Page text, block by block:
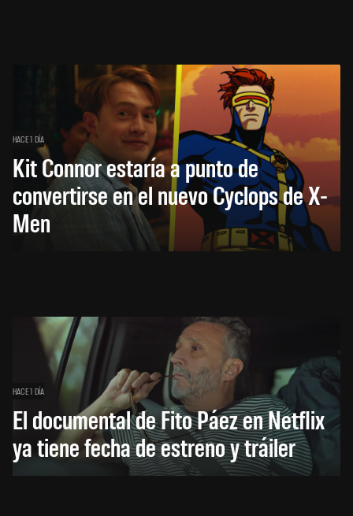
HACE 1 DÍA
Kit Connor estaría a punto de
convertirse en el nuevo Cyclops de X-
Men
HACE 1 DÍA
El documental de Fito Páez en Netflix
ya tiene fecha de estreno y tráiler